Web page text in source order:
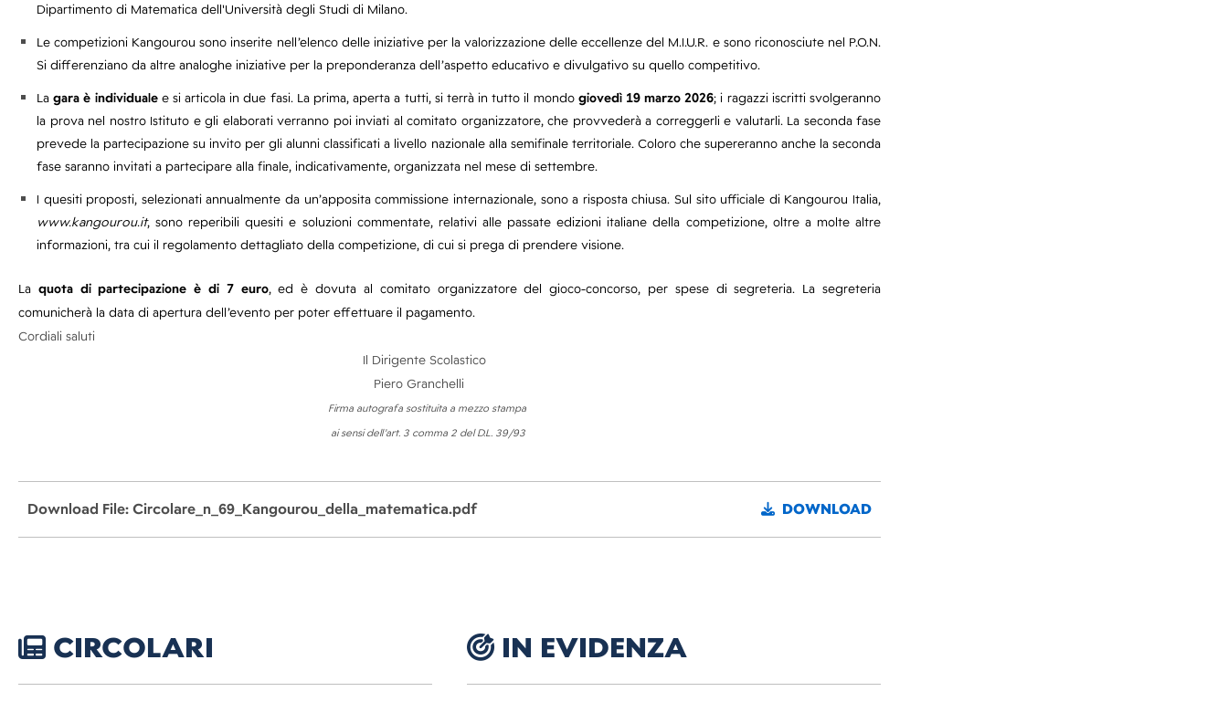
Dipartimento di Matematica dell'Università degli Studi di Milano.
Le competizioni Kangourou sono inserite nell’elenco delle iniziative per la valorizzazione delle eccellenze del M.I.U.R. e sono riconosciute nel P.O.N.
Si differenziano da altre analoghe iniziative per la preponderanza dell’aspetto educativo e divulgativo su quello competitivo.
Lagara è individualee si articola in due fasi. La prima, aperta a tutti, si terrà in tutto il mondo giovedì 19 marzo 2026; i ragazzi iscritti svolgeranno
la prova nel nostro Istituto e gli elaborati verranno poi inviati al comitato organizzatore, che provvederà a correggerli e valutarli. La seconda fase
prevede la partecipazione su invito per gli alunni classificati a livello nazionale alla semifinale territoriale. Coloro che supereranno anche la seconda
fase saranno invitati a partecipare alla finale, indicativamente, organizzata nel mese di settembre.
I quesiti proposti, selezionati annualmente da un’apposita commissione internazionale, sono a risposta chiusa. Sul sito ufficiale di Kangourou Italia,
www.kangourou.it, sono reperibili quesiti e soluzioni commentate, relativi alle passate edizioni italiane della competizione, oltre a molte altre
informazioni, tra cui il regolamento dettagliato della competizione, di cui si prega di prendere visione.
La quota di partecipazione è di 7 euro, ed è dovuta al comitato organizzatore del gioco-concorso, per spese di segreteria. La segreteria
comunicherà la data di apertura dell’evento per poter effettuare il pagamento.
Cordiali saluti
Il Dirigente Scolastico
Piero Granchelli
Firma autografa sostituita a mezzo stampa
ai sensi dell’art. 3 comma 2 del D.L. 39/93
Download File: Circolare_n_69_Kangourou_della_matematica.pdf DOWNLOAD
CIRCOLARI IN EVIDENZA